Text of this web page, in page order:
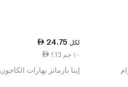
24.75 لكل
1.13 ١٠ جم
إينا بارمانز بهارات الكاجون 200 غرام